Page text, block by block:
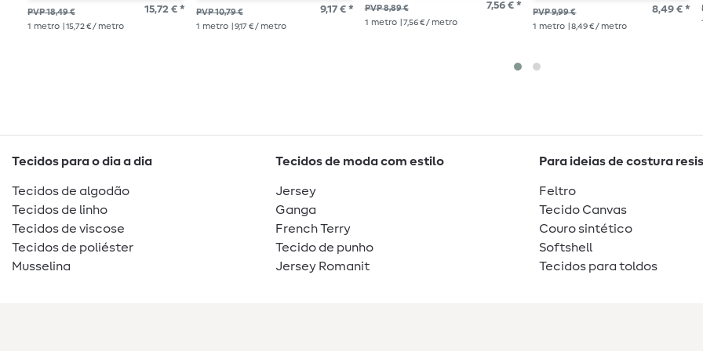
PVP 18,49 € 15,72 € *
1 metro | 15,72 € / metro
PVP 10,79 € 9,17 € *
1 metro | 9,17 € / metro
PVP 8,89 € 7,56 € *
1 metro | 7,56 € / metro
PVP 9,99 € 8,49 € *
1 metro | 8,49 € / metro 1
Tecidos para o dia a dia
Tecidos de algodão
Tecidos de linho
Tecidos de viscose
Tecidos de poliéster
Musselina
Tecidos de moda com estilo
Jersey
Ganga
French Terry
Tecido de punho
Jersey Romanit
Para ideias de costura
Feltro
Tecido Canvas
Couro sintético
Softshell
Tecidos para toldos